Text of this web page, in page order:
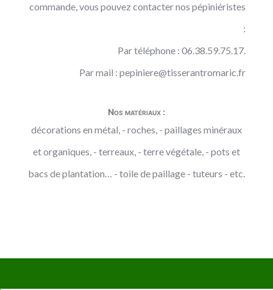
commande, vous pouvez contacter nos pépiniéristes
:
Par téléphone : 06.38.59.75.17.
Par mail :pepiniere@tisserantromaric.fr
Nos matériaux :
décorations en métal, - roches, - paillages minéraux
et organiques, - terreaux, - terre végétale, - pots et
bacs de plantation… - toile de paillage - tuteurs - etc.